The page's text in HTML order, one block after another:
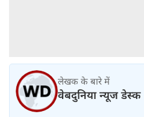
लेखक के बारे में
वेबदुनिया न्यूज डेस्क